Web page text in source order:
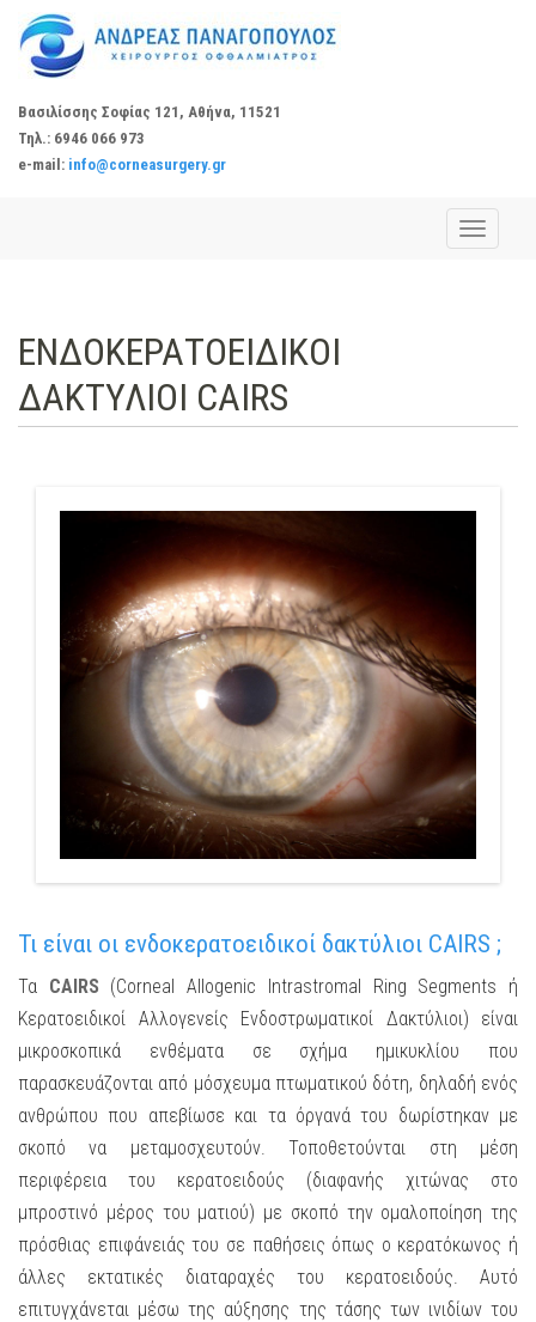
Βασιλίσσης Σοφίας 121, Αθήνα, 11521
Τηλ.: 6946 066 973
e-mail: info@corneasurgery.gr
ΕΝΔΟΚΕΡΑΤΟΕΙΔΙΚΟΙ
ΔΑΚΤΥΛΙΟΙ CAIRS
Τι είναι οι ενδοκερατοειδικοί δακτύλιοι CAIRS ;
Τα CAIRS (Corneal Allogenic Intrastromal Ring Segments ή
Κερατοειδικοί Αλλογενείς Ενδοστρωματικοί Δακτύλιοι) είναι
μικροσκοπικά ενθέματα σε σχήμα ημικυκλίου που
παρασκευάζονται από μόσχευμα πτωματικού δότη, δηλαδή ενός
ανθρώπου που απεβίωσε και τα όργανά του δωρίστηκαν με
σκοπό να μεταμοσχευτούν. Τοποθετούνται στη μέση
περιφέρεια του κερατοειδούς (διαφανής χιτώνας στο
μπροστινό μέρος του ματιού) με σκοπό την ομαλοποίηση της
πρόσθιας επιφάνειάς του σε παθήσεις όπως ο κερατόκωνος ή
άλλες εκτατικές διαταραχές του κερατοειδούς. Αυτό
επιτυγχάνεται μέσω της αύξησης της τάσης των ινιδίων του
Toggle